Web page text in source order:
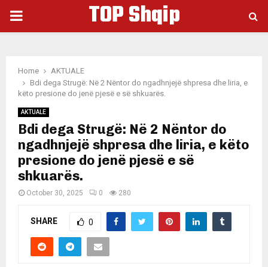
PRIMARY
TOP Shqip
Home
AKTUALE
Bdi dega Strugë: Në 2 Nëntor do ngadhnjejë shpresa dhe liria, e
këto presione do jenë pjesë e së shkuarës.
AKTUALE
Bdi dega Strugë: Në 2 Nëntor do
ngadhnjejë shpresa dhe liria, e këto
presione do jenë pjesë e së
shkuarës.
October 30, 2025 0 280
SHARE 0